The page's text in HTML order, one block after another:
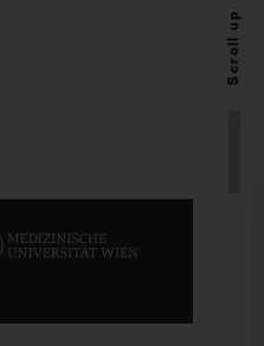
Scroll up